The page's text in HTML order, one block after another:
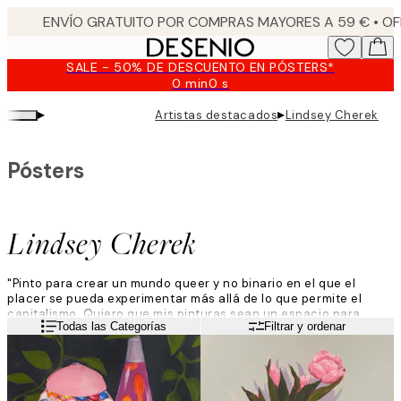
SALE - 50% DE DESCUENTO EN PÓSTERS*
0 min0 s
Válido
hasta:
2026-
▸ Artistas destacados▸Lindsey Cherek
Lindsey Cherek
Pósters
"Pinto para crear un mundo queer y no binario en el que el
placer se pueda experimentar más allá de lo que permite el
capitalismo. Quiero que mis pinturas sean un espacio para
documentar y honrar la existencia y la vibración de mi
comunidad. Mis pinturas de objetos cotidianos funcionan como
paisajes culturales, capturando la vida queer en tiempo real".
Leer másTodas las Categorías Filtrar y ordenar